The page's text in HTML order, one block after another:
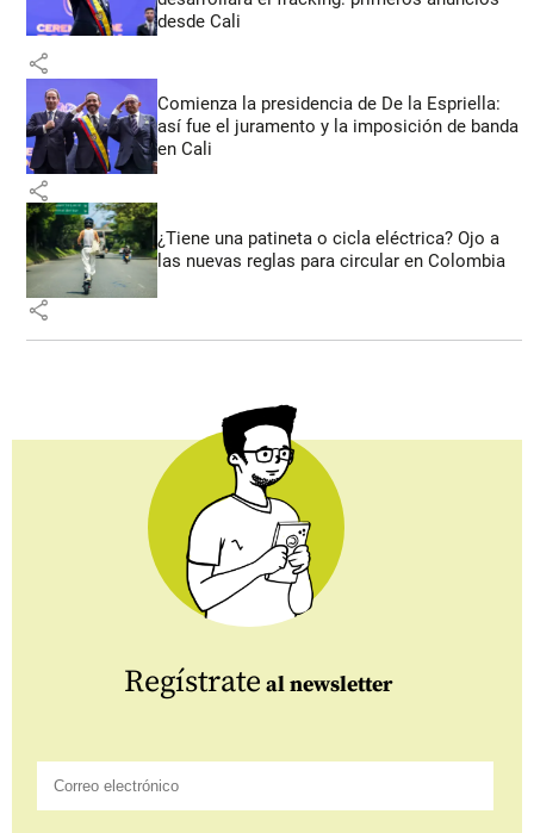
desde Cali
share
Comienza la presidencia de De la Espriella:
así fue el juramento y la imposición de banda
en Cali
share
¿Tiene una patineta o cicla eléctrica? Ojo a
las nuevas reglas para circular en Colombia
share
Regístrate al newsletter